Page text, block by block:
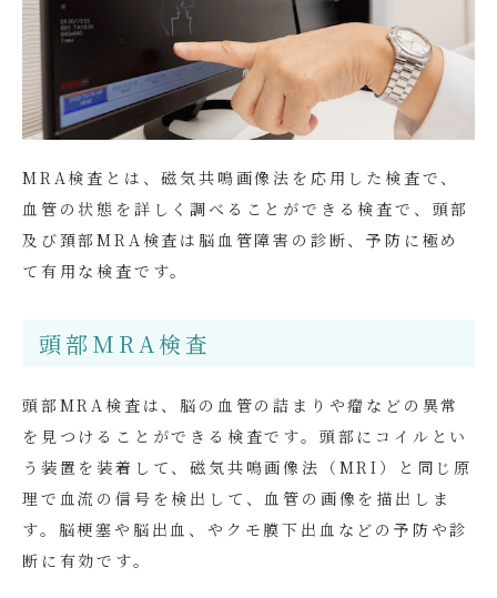
MRA検査とは、磁気共鳴画像法を応用した検査で、
血管の状態を詳しく調べることができる検査で、頭部
及び頚部MRA検査は脳血管障害の診断、予防に極め
て有用な検査です。
頭部MRA検査
頭部MRA検査は、脳の血管の詰まりや瘤などの異常
を見つけることができる検査です。頭部にコイルとい
う装置を装着して、磁気共鳴画像法（MRI）と同じ原
理で血流の信号を検出して、血管の画像を描出しま
す。脳梗塞や脳出血、やクモ膜下出血などの予防や診
断に有効です。